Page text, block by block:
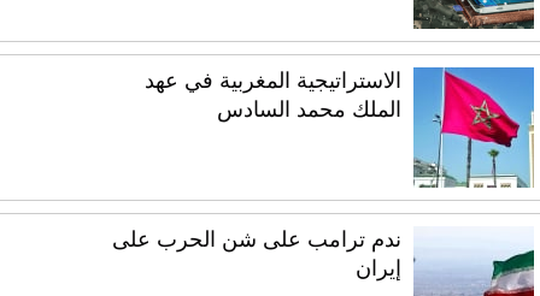
الاستراتيجية المغربية في عهد
الملك محمد السادس
ندم ترامب على شن الحرب على
إيران